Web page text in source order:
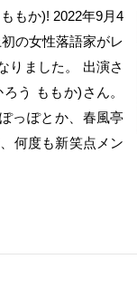
もか)! 2022年9月4
の女性落語家がレ
りました。 出演さ
う ももか)さん。
っぽとか、春風亭
何度も新笑点メン